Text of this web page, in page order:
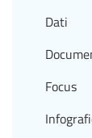
Dati
Focus